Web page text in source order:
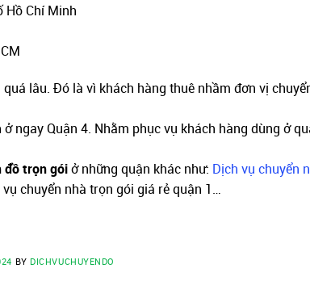
Hồ Chí Minh
lâu. Đó là vì khách hàng thuê nhầm đơn vị
ngay Quận 4. Nhằm phục vụ khách hàng dùng ở
đồ trọn góiở những quận khác như: Dịch vụ chuyển
vụ chuyển nhà trọn gói giá rẻ quận 1…
BY DICHVUCHUYENDO